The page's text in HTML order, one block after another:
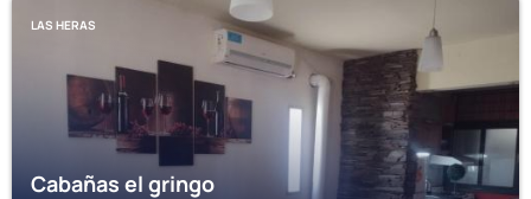
LAS HERAS
Cabañas el gringo